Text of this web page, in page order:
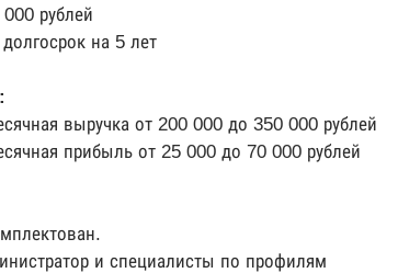
рублей
на 5 лет
выручка от 200 000 до 350 000 рублей
прибыль от 25 000 до 70 000 рублей
и специалисты по профилям